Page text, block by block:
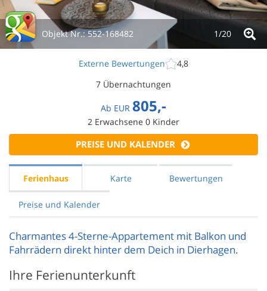
Objekt Nr.:552-168482 1/20
Externe Bewertungen
4,8
7 Übernachtungen
Ab EUR 805,-
2 Erwachsene 0 Kinder
PREISE UND KALENDER
Ferienhaus Karte Bewertungen
Preise und Kalender
Charmantes 4-Sterne-Appartement mit Balkon und
Fahrrädern direkt hinter dem Deich in Dierhagen.
Ihre Ferienunterkunft